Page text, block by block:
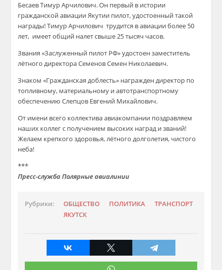
Бесаев Тимур Арчилович. Он первый в истории
гражданской авиации Якутии пилот, удостоенный такой
награды! Тимур Арчилович трудится в авиации более 50
лет, имеет общий налет свыше 25 тысяч часов.
Звания «Заслуженный пилот РФ» удостоен заместитель
лётного директора Семенов Семен Николаевич.
Знаком «Гражданская доблесть» награжден директор по
топливному, материальному и автотранспортному
обеспечению Слепцов Евгений Михайлович.
От имени всего коллектива авиакомпании поздравляем
наших коллег с получением высоких наград и званий!
Желаем крепкого здоровья, лётного долголетия, чистого
неба!
***
Пресс-служба Полярные авиалинии
Рубрики: ОБЩЕСТВО ПОЛИТИКА
ТРАНСПОРТ
ЯКУТСК